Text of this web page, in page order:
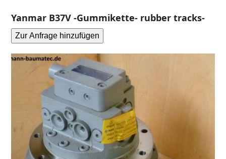
Yanmar B37V -Gummikette- rubber tracks-
Zur Anfrage hinzufügen